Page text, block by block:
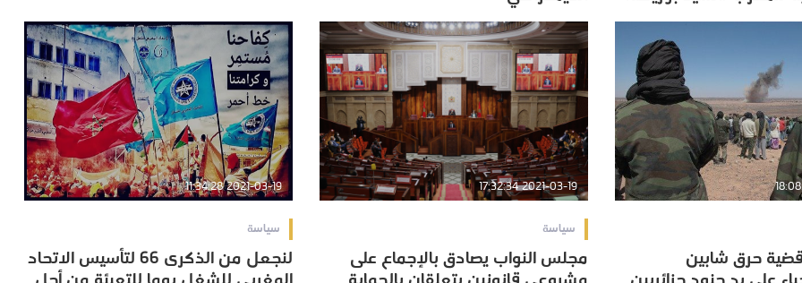
حرق شابين
على يد جنود جزائريين
حرق شابين
2021-03-19 17:32:34
سياسة
مجلس النواب يصادق بالإجماع على
مشروعي قانونين يتعلقان بالحماية
مجلس النواب يصادق بالإجماع على
2021-03-19 11:34:28
سياسة
لنجعل من الذكرى 66 لتأسيس الاتحاد
المغربي للشغل يوما للتعبئة من أجل
لنجعل من الذكرى 66 لتأسيس الاتحاد